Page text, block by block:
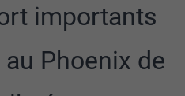
importants
Phoenix de